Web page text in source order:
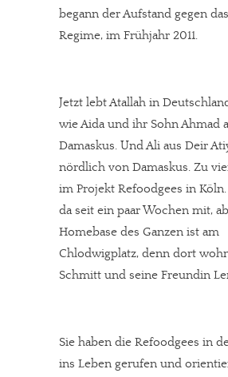
begann der Aufstand gegen
Regime, im Frühjahr 2011.
Jetzt lebt Atallah in
wie Aida und ihr Sohn Ahmad
Damaskus. Und Ali aus Deir
nördlich von Damaskus. Zu
im Projekt Refoodgees in
da seit ein paar Wochen mit,
Homebase des Ganzen ist am
Chlodwigplatz, denn dort
Schmitt und seine Freundin
Sie haben die Refoodgees in
ins Leben gerufen und